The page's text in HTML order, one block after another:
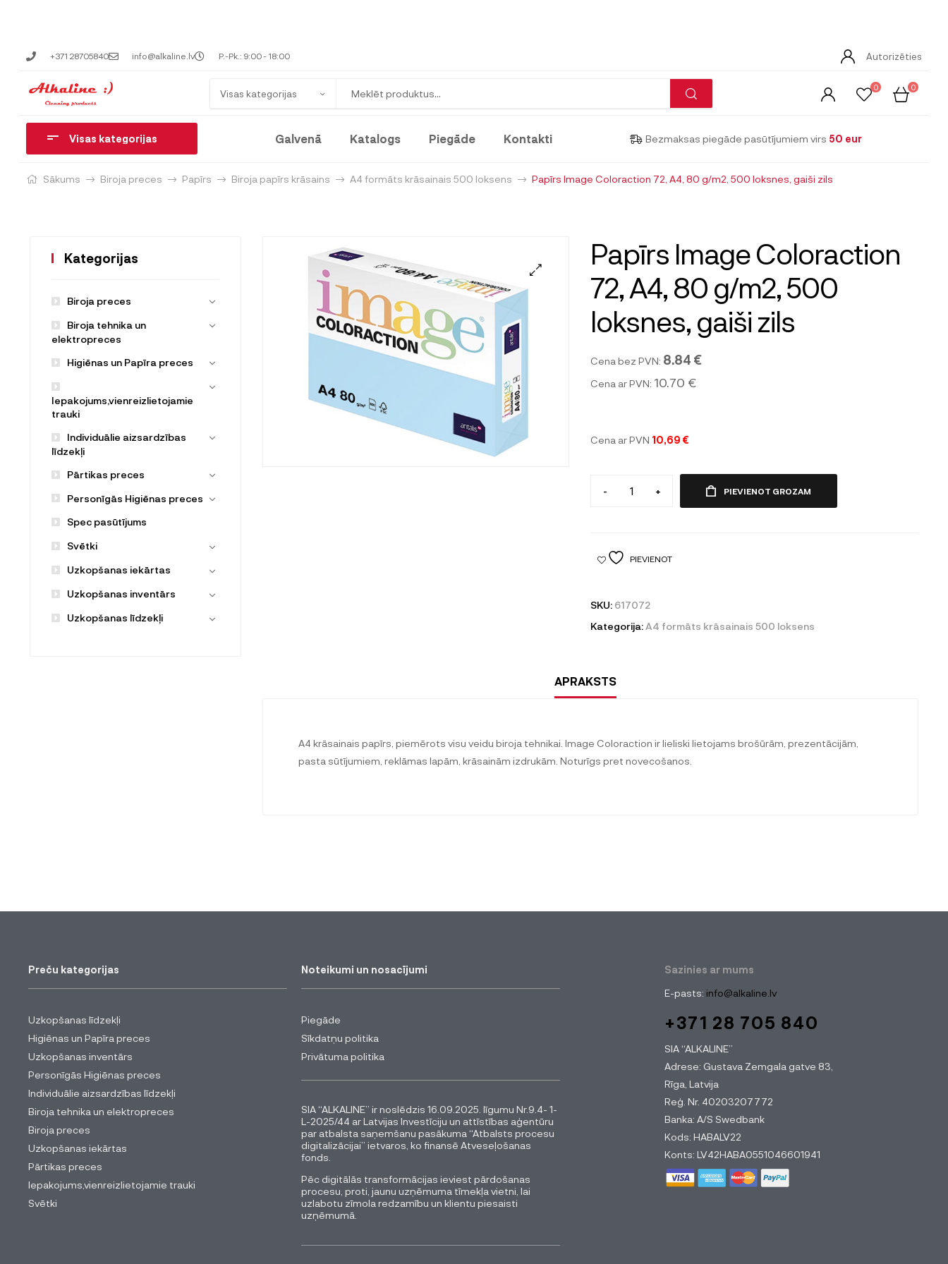
+371 28705840 info@alkaline.lv P.-Pk.: 9:00 - 18:00 Autorizēties
Visas kategorijas
0 0
Visas kategorijas Galvenā Katalogs Piegāde Kontakti Bezmaksas piegāde pasūtījumiem virs 50 eur
Sākums Biroja preces Papīrs Biroja papīrs krāsains A4 formāts krāsainais 500 loksens Papīrs Image Coloraction 72, A4, 80 g/m2, 500 loksnes, gaiši zils
Papīrs Image Coloraction
72, A4, 80 g/m2, 500
loksnes, gaiši zils
Cena bez PVN: 8.84 €
Cena ar PVN: 10.70 €
Cena ar PVN 10,69 €
- + PIEVIENOT GROZAM
PIEVIENOT
SKU: 617072
Kategorija:A4 formāts krāsainais 500 loksens
APRAKSTS
A4 krāsainais papīrs, piemērots visu veidu biroja tehnikai. Image Coloraction ir lieliski lietojams brošūrām, prezentācijām,
pasta sūtījumiem, reklāmas lapām, krāsainām izdrukām. Noturīgs pret novecošanos.
Kategorijas
Biroja preces
Biroja tehnika un
elektropreces
Higiēnas un Papīra preces
Iepakojums,vienreizlietojamie
trauki
Individuālie aizsardzības
līdzekļi
Pārtikas preces
Personīgās Higiēnas preces
Spec pasūtījums
Svētki
Uzkopšanas iekārtas
Uzkopšanas inventārs
Uzkopšanas līdzekļi
Preču kategorijas
Uzkopšanas līdzekļi
Higiēnas un Papīra preces
Uzkopšanas inventārs
Personīgās Higiēnas preces
Individuālie aizsardzības līdzekļi
Biroja tehnika un elektropreces
Biroja preces
Uzkopšanas iekārtas
Pārtikas preces
Iepakojums,vienreizlietojamie trauki
Svētki
Noteikumi un nosacījumi
Piegāde
Sīkdatņu politika
Privātuma politika
SIA “ALKALINE” ir noslēdzis 16.09.2025. līgumu Nr.9.4- 1-
L-2025/44 ar Latvijas Investīciju un attīstības aģentūru
par atbalsta saņemšanu pasākuma “Atbalsts procesu
digitalizācijai” ietvaros, ko finansē Atveseļošanas
fonds.
Pēc digitālās transformācijas ieviest pārdošanas
procesu, proti, jaunu uzņēmuma tīmekļa vietni, lai
uzlabotu zīmola redzamību un klientu piesaisti
uzņēmumā.
Sazinies ar mums
E-pasts: info@alkaline.lv
+371 28 705 840
SIA “ALKALINE”
Adrese: Gustava Zemgala gatve 83,
Rīga, Latvija
Reģ. Nr. 40203207772
Banka: A/S Swedbank
Kods: HABALV22
Konts: LV42HABA0551046601941